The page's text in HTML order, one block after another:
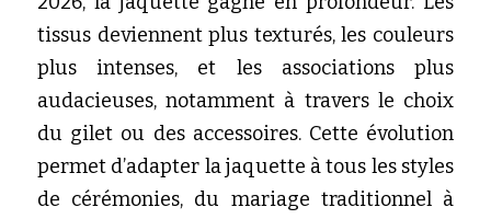
tissus deviennent plus texturés, les couleurs
plus intenses, et les associations plus
audacieuses, notamment à travers le choix
du gilet ou des accessoires. Cette évolution
permet d’adapter la jaquette à tous les styles
de cérémonies, du mariage traditionnel à